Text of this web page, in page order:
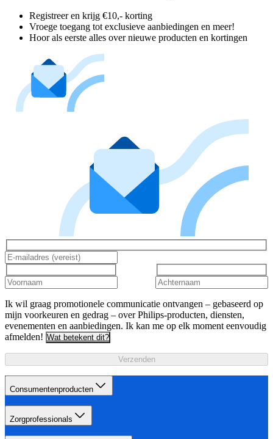
Registreer en krijg €10,- korting
Vroege toegang tot exclusieve aanbiedingen en meer!
Hoor als eerste alles over nieuwe producten en kortingen
Ik wil graag promotionele communicatie ontvangen – gebaseerd op
mijn voorkeuren en gedrag – over Philips-producten, diensten,
evenementen en aanbiedingen. Ik kan me op elk moment eenvoudig
afmelden! Wat betekent dit?
Verzenden
Consumentenproducten
Zorgprofessionals